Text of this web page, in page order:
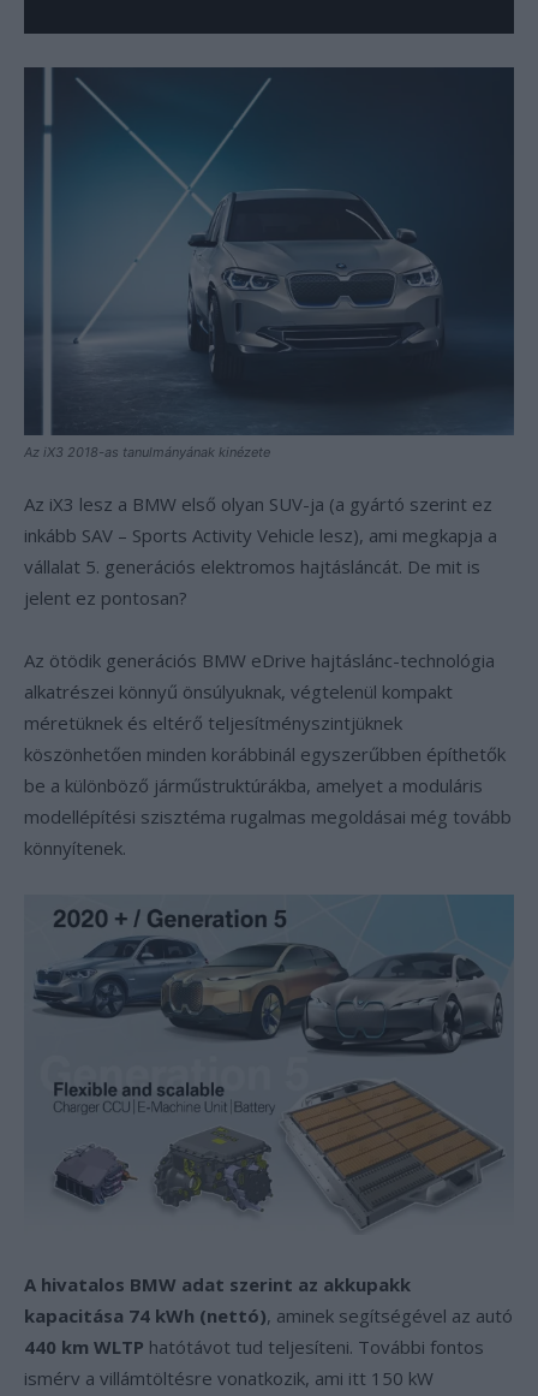
Az iX3 2018-as tanulmányának kinézete
Az iX3 lesz a BMW első olyan SUV-ja (a gyártó szerint ez
inkább SAV – Sports Activity Vehicle lesz), ami megkapja a
vállalat 5. generációs elektromos hajtásláncát. De mit is
jelent ez pontosan?
Az ötödik generációs BMW eDrive hajtáslánc-technológia
alkatrészei könnyű önsúlyuknak, végtelenül kompakt
méretüknek és eltérő teljesítményszintjüknek
köszönhetően minden korábbinál egyszerűbben építhetők
be a különböző járműstruktúrákba, amelyet a moduláris
modellépítési szisztéma rugalmas megoldásai még tovább
könnyítenek.
A hivatalos BMW adat szerint az akkupakk
kapacitása 74 kWh (nettó), aminek segítségével az autó
440 km WLTP hatótávot tud teljesíteni. További fontos
ismérv a villámtöltésre vonatkozik, ami itt 150 kW